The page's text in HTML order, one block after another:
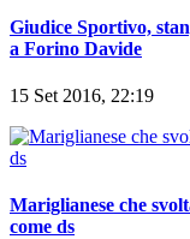
Giudice Sportivo,
a Forino Davide
15 Set 2016, 22:19
Mariglianese che
come ds